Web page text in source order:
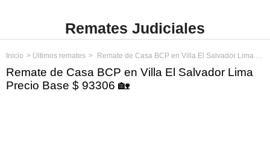
Remates Judiciales
Inicio Últimos remates Remate de Casa BCP en Villa El Salvador Lima Precio Base $ 93306
Remate de Casa BCP en Villa El Salvador Lima
Precio Base $ 93306 🏡